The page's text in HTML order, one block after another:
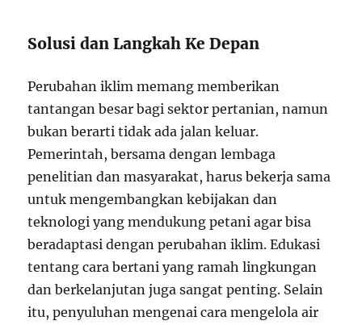
Solusi dan Langkah Ke Depan
Perubahan iklim memang memberikan
tantangan besar bagi sektor pertanian, namun
bukan berarti tidak ada jalan keluar.
Pemerintah, bersama dengan lembaga
penelitian dan masyarakat, harus bekerja sama
untuk mengembangkan kebijakan dan
teknologi yang mendukung petani agar bisa
beradaptasi dengan perubahan iklim. Edukasi
tentang cara bertani yang ramah lingkungan
dan berkelanjutan juga sangat penting. Selain
itu, penyuluhan mengenai cara mengelola air